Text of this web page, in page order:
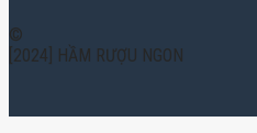
©
[2024] HẦM RƯỢU NGON